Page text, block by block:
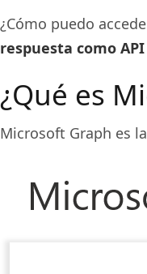
¿Cómo puedo
respuesta como
¿Qué es
Microsoft Graph es